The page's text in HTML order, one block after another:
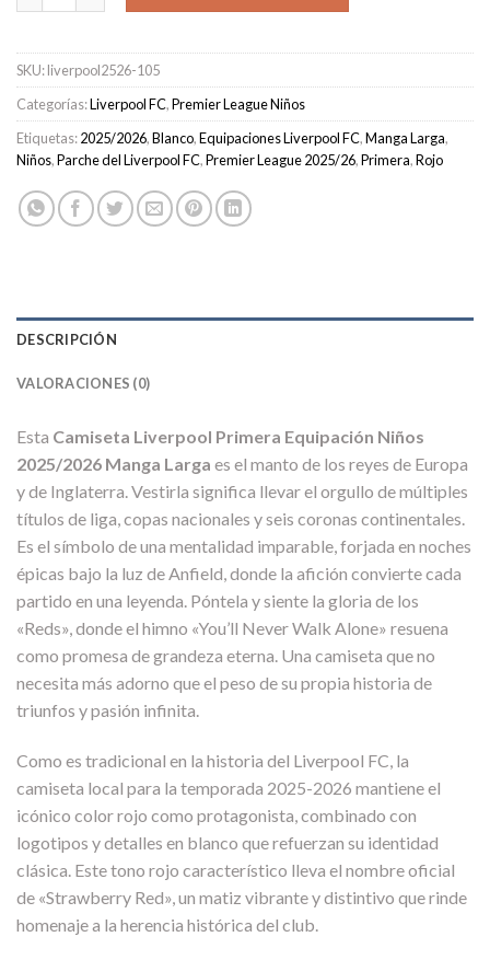
SKU:liverpool2526-105
Categorías:Liverpool FC,Premier League Niños
Etiquetas:2025/2026,Blanco,Equipaciones Liverpool FC,Manga Larga,
Niños,Parche del Liverpool FC,Premier League 2025/26,Primera,Rojo
DESCRIPCIÓN
VALORACIONES (0)
Esta Camiseta Liverpool Primera Equipación Niños
2025/2026 Manga Larga es el manto de los reyes de Europa
y de Inglaterra. Vestirla significa llevar el orgullo de múltiples
títulos de liga, copas nacionales y seis coronas continentales.
Es el símbolo de una mentalidad imparable, forjada en noches
épicas bajo la luz de Anfield, donde la afición convierte cada
partido en una leyenda. Póntela y siente la gloria de los
«Reds», donde el himno «You’ll Never Walk Alone» resuena
como promesa de grandeza eterna. Una camiseta que no
necesita más adorno que el peso de su propia historia de
triunfos y pasión infinita.
Como es tradicional en la historia del Liverpool FC, la
camiseta local para la temporada 2025-2026 mantiene el
icónico color rojo como protagonista, combinado con
logotipos y detalles en blanco que refuerzan su identidad
clásica. Este tono rojo característico lleva el nombre oficial
de «Strawberry Red», un matiz vibrante y distintivo que rinde
homenaje a la herencia histórica del club.